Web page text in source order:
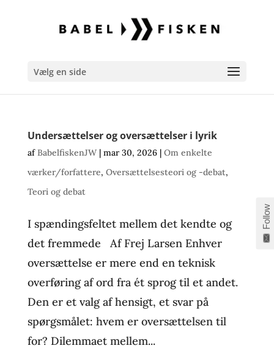
Vælg en side
Undersættelser og oversættelser i lyrik
afBabelfiskenJW| mar 30, 2026| Om enkelte
værker/forfattere, Oversættelsesteori og -debat,
Teori og debat
I spændingsfeltet mellem det kendte og
det fremmede Af Frej Larsen Enhver
oversættelse er mere end en teknisk
overføring af ord fra ét sprog til et andet.
Den er et valg af hensigt, et svar på
spørgsmålet: hvem er oversættelsen til
for? Dilemmaet mellem...
Follow